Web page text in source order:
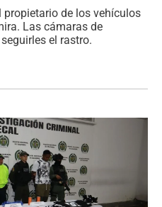
propietario de los vehículos
Las cámaras de
el rastro.